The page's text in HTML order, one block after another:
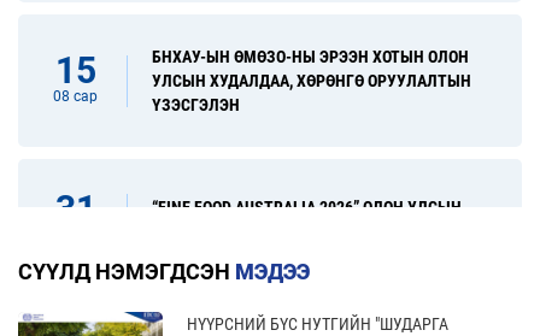
15
08 сар
БНХАУ-ЫН ӨМӨЗО-НЫ ЭРЭЭН ХОТЫН ОЛОН
УЛСЫН ХУДАЛДАА, ХӨРӨНГӨ ОРУУЛАЛТЫН
ҮЗЭСГЭЛЭН
31
“FINE FOOD AUSTRALIA 2026” ОЛОН УЛСЫН
СҮҮЛД НЭМЭГДСЭН МЭДЭЭ
НҮҮРСНИЙ БҮС НУТГИЙН "ШУДАРГА